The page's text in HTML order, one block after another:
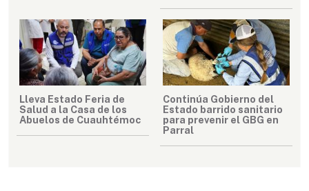
Lleva Estado Feria de
Salud a la Casa de los
Abuelos de Cuauhtémoc
Continúa Gobierno del
Estado barrido sanitario
para prevenir el GBG en
Parral